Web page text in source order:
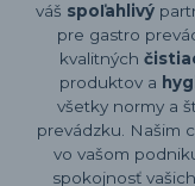
váš spoľahlivý
pre gastro
kvalitných
produktov a
všetky normy a
prevádzku. Našim
vo vašom
spokojnosť